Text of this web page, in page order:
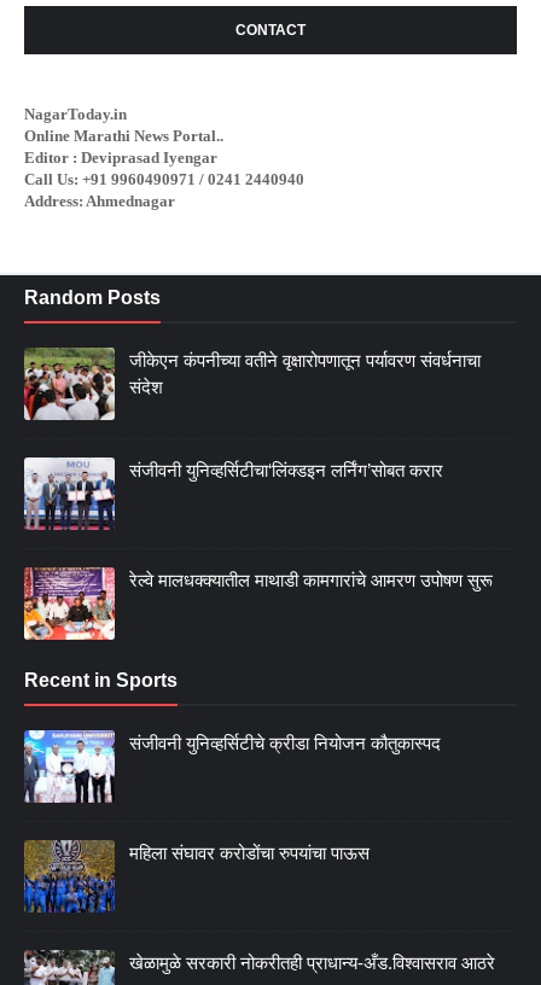
CONTACT
NagarToday.in
Online Marathi News Portal..
Editor : Deviprasad Iyengar
Call Us: +91 9960490971 / 0241 2440940
Address: Ahmednagar
Random Posts
जीकेएन कंपनीच्या वतीने वृक्षारोपणातून पर्यावरण संवर्धनाचा
संदेश
संजीवनी युनिव्हर्सिटीचा‘लिंक्डइन लर्निंग’सोबत करार
रेल्वे मालधक्क्यातील माथाडी कामगारांचे आमरण उपोषण सुरू
Recent in Sports
संजीवनी युनिव्हर्सिटीचे क्रीडा नियोजन कौतुकास्पद
महिला संघावर करोडोंचा रुपयांचा पाऊस
खेळामुळे सरकारी नोकरीतही प्राधान्य-अँड.विश्वासराव आठरे